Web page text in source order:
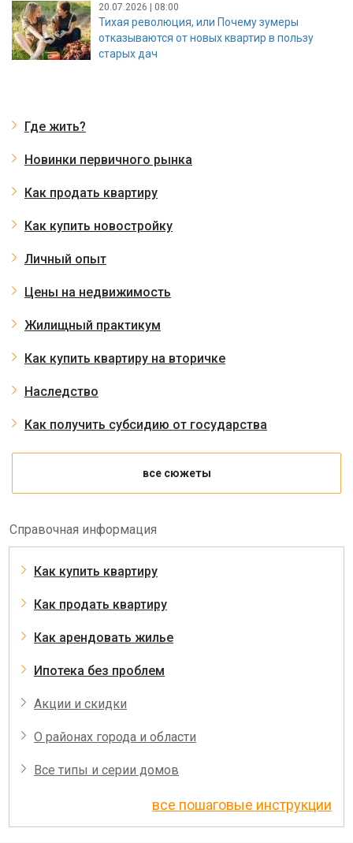
20.07.2026 | 08:00
Тихая революция, или Почему зумеры
отказываются от новых квартир в пользу
старых дач
Где жить?
Новинки первичного рынка
Как продать квартиру
Как купить новостройку
Личный опыт
Цены на недвижимость
Жилищный практикум
Как купить квартиру на вторичке
Наследство
Как получить субсидию от государства
все сюжеты
Справочная информация
Как купить квартиру
Как продать квартиру
Как арендовать жилье
Ипотека без проблем
Акции и скидки
О районах города и области
Все типы и серии домов
все пошаговые инструкции